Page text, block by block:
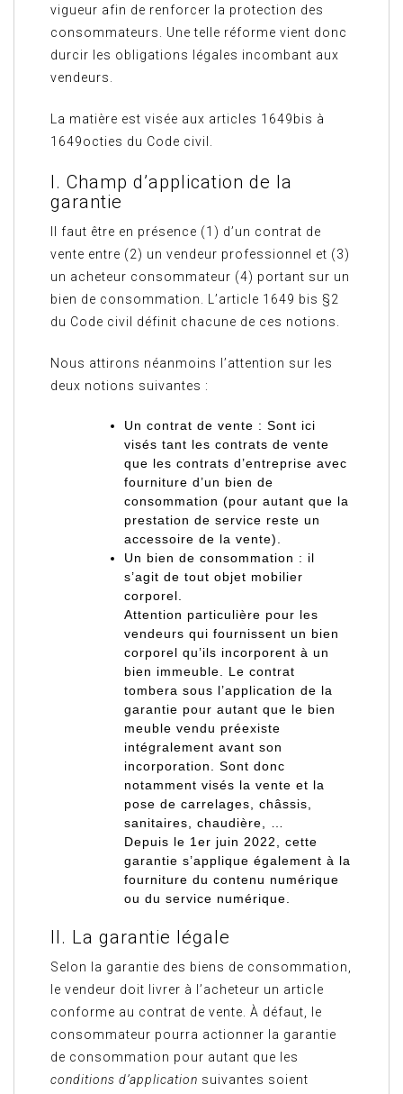
vigueur afin de renforcer la protection des
consommateurs. Une telle réforme vient donc
durcir les obligations légales incombant aux
vendeurs.
La matière est visée aux articles 1649bis à
1649octies du Code civil.
I. Champ d’application de la
garantie
Il faut être en présence (1) d’un contrat de
vente entre (2) un vendeur professionnel et (3)
un acheteur consommateur (4) portant sur un
bien de consommation. L’article 1649 bis §2
du Code civil définit chacune de ces notions.
Nous attirons néanmoins l’attention sur les
deux notions suivantes :
Un contrat de vente : Sont ici
visés tant les contrats de vente
que les contrats d’entreprise avec
fourniture d’un bien de
consommation (pour autant que la
prestation de service reste un
accessoire de la vente).
Un bien de consommation : il
s’agit de tout objet mobilier
corporel
Attention particulière pour les
vendeurs qui fournissent un bien
corporel qu’ils incorporent à un
bien immeuble. Le contrat
tombera sous l’application de la
garantie pour autant que le bien
meuble vendu préexiste
intégralement avant son
incorporation. Sont donc
notamment visés la vente et la
pose de carrelages, châssis,
sanitaires, chaudière, …
Depuis le 1er juin 2022, cette
garantie s’applique également à la
fourniture du contenu numérique
ou du service numérique.
II. La garantie légale
Selon la garantie des biens de consommation,
le vendeur doit livrer à l’acheteur un article
conforme au contrat de vente. À défaut, le
consommateur pourra actionner la garantie
de consommation pour autant que les
conditions d’application suivantes soient